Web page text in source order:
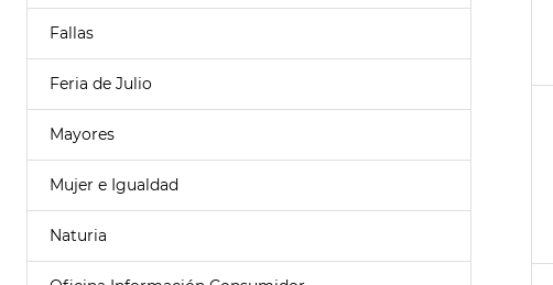
Fallas
Feria de Julio
Mayores
Mujer e Igualdad
Naturia